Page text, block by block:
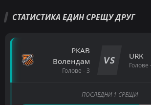
СТАТИСТИКА ЕДИН СРЕЩУ ДРУГ
РКАВ
Волендам
Голове - 3
VS URK
Голове
ПОСЛЕДНИ 1 СРЕЩИ